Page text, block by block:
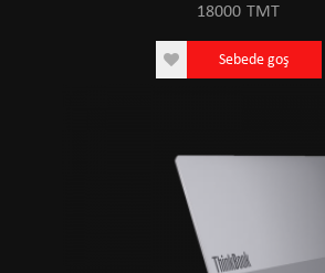
18000 TMT
Sebede goş